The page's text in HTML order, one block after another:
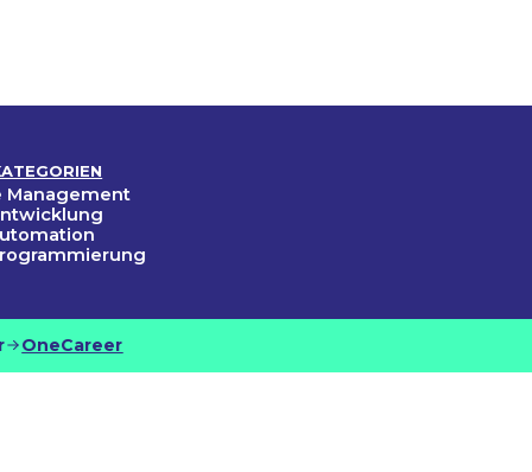
Management
OneCareer